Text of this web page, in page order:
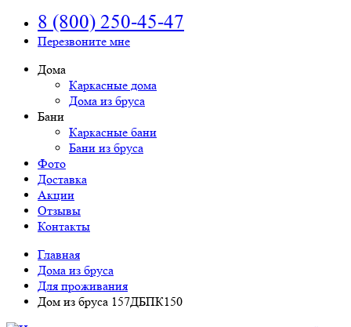
8 (800) 250-45-47
Перезвоните мне
Дома
Каркасные дома
Дома из бруса
Бани
Каркасные бани
Бани из бруса
Фото
Доставка
Акции
Отзывы
Контакты
Главная
Дома из бруса
Для проживания
Дом из бруса 157ДБПК150